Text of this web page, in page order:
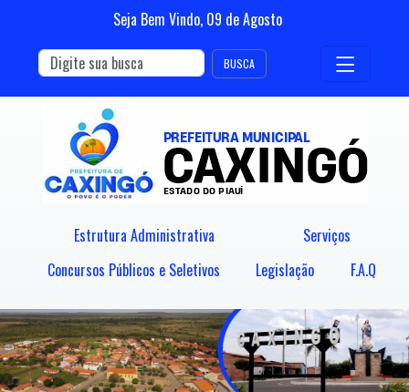
Seja Bem Vindo, 09 deAgosto
BUSCA
Estrutura Administrativa
Serviços
Concursos Públicos e Seletivos
Legislação F.A.Q